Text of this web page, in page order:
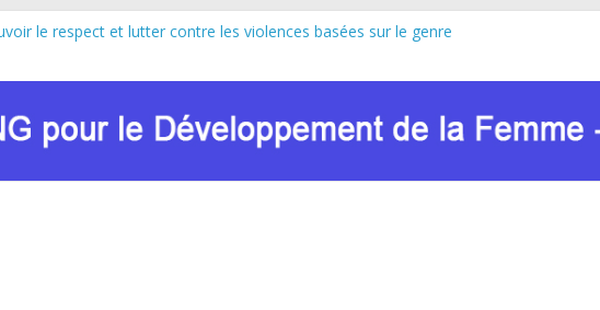
le respect et lutter contre les violences basées sur le genre
Zaina, le CPD et RENADEF renforcent leur plaidoyer pour la paix et le
innovantes de lutte contre les VBG dans le contexte du VIH et des crises